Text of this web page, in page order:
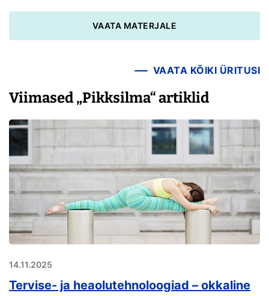
VAATA MATERJALE
VAATA KÕIKI ÜRITUSI
Viimased „Pikksilma“ artiklid
14.11.2025
Tervise- ja heaolutehnoloogiad – okkaline